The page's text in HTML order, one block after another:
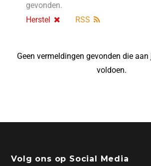
gevonden.
Herstel
RSS
Geen vermeldingen gevonden die
voldoen.
Volg ons op Social Media